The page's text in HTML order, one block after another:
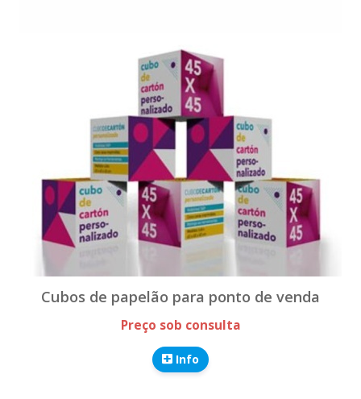
Cubos de papelão para ponto de venda
Preço sob consulta
Info